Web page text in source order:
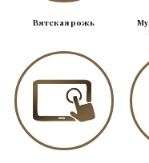
Вятская рожь